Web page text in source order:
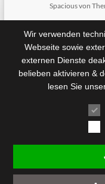
Spaciousvon
Wir verwenden
Webseite sowie
externen Dienste
belieben aktivieren &
lesen Sie